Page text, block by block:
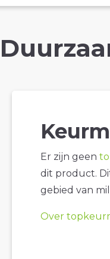
Er zijn geen
dit product.
gebied van
Over